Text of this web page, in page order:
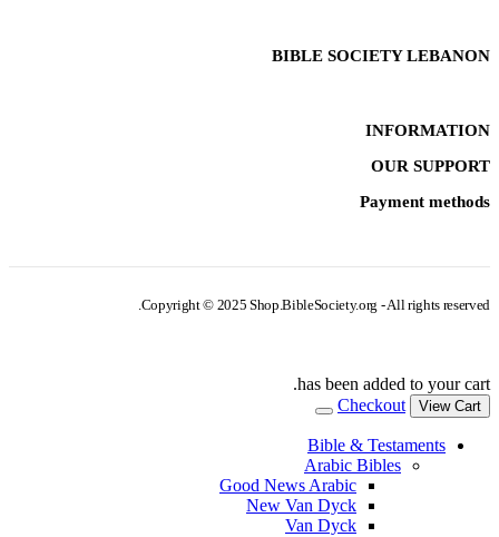
BIBLE SOCIETY LEBANON
INFORMATION
OUR SUPPORT
Payment methods
Copyright © 2025 Shop.BibleSociety.org - All rights reserved.
has been added to your cart.
View Cart
Checkout
Bible & Testaments
Arabic Bibles
Good News Arabic
New Van Dyck
Van Dyck